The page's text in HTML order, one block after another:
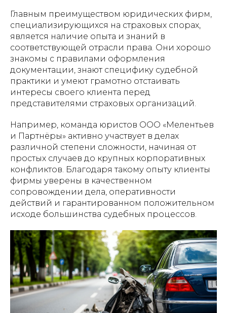
Главным преимуществом юридических фирм,
специализирующихся на страховых спорах,
является наличие опыта и знаний в
соответствующей отрасли права. Они хорошо
знакомы с правилами оформления
документации, знают специфику судебной
практики и умеют грамотно отстаивать
интересы своего клиента перед
представителями страховых организаций.
Например, команда юристов ООО «Мелентьев
и Партнёры» активно участвует в делах
различной степени сложности, начиная от
простых случаев до крупных корпоративных
конфликтов. Благодаря такому опыту клиенты
фирмы уверены в качественном
сопровождении дела, оперативности
действий и гарантированном положительном
исходе большинства судебных процессов.